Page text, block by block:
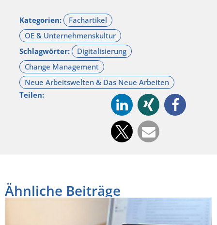
Kategorien:
Schlagwörter:
Teilen:
Ähnliche Beiträge